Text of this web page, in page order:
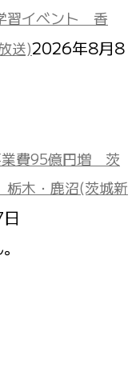
習イベント 香
送)2026年8月8
費95億円増 茨
木・鹿沼(茨城新